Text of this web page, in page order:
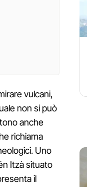
vulcani,
non si può
anche
richiama
Uno
Itzà situato
il